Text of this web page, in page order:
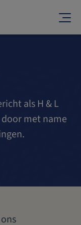
u kunnen
medewerkers)
als H & L
met name